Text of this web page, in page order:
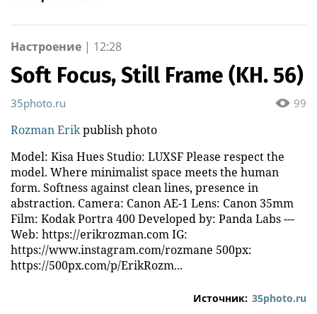
Настроение | 12:28
Soft Focus, Still Frame (KH. 56)
99
35photo.ru
Rozman Erikpublish photo
Model: Kisa Hues Studio: LUXSF Please respect the
model. Where minimalist space meets the human
form. Softness against clean lines, presence in
abstraction. Camera: Canon AE-1 Lens: Canon 35mm
Film: Kodak Portra 400 Developed by: Panda Labs ---
Web: https://erikrozman.com IG:
https://www.instagram.com/rozmane 500px:
https://500px.com/p/ErikRozm...
Источник: 35photo.ru